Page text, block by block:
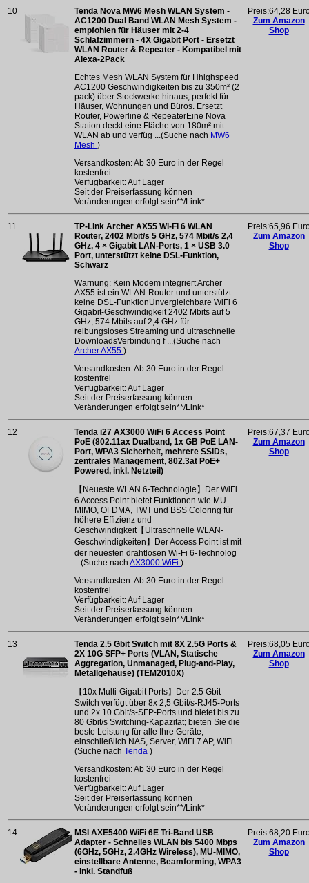
10
Tenda Nova MW6 Mesh WLAN System -
AC1200 Dual Band WLAN Mesh System -
empfohlen für Häuser mit 2-4
Schlafzimmern - 4X Gigabit Port - Ersetzt
WLAN Router & Repeater - Kompatibel mit
Alexa-2Pack
Echtes Mesh WLAN System für Hhighspeed
AC1200 Geschwindigkeiten bis zu 350m² (2
pack) über Stockwerke hinaus, perfekt für
Häuser, Wohnungen und Büros. Ersetzt
Router, Powerline & RepeaterEine Nova
Station deckt eine Fläche von 180m² mit
WLAN ab und verfüg ...(Suche nach MW6
Mesh )
Versandkosten: Ab 30 Euro in der Regel
kostenfrei
Verfügbarkeit: Auf Lager
Seit der Preiserfassung können
Veränderungen erfolgt sein**/Link*
Preis:64,28
Zum Amazon
Shop
11
TP-Link Archer AX55 Wi-Fi 6 WLAN
Router, 2402 Mbit/s 5 GHz, 574 Mbit/s 2,4
GHz, 4 × Gigabit LAN-Ports, 1 × USB 3.0
Port, unterstützt keine DSL-Funktion,
Schwarz
Warnung: Kein Modem integriert Archer
AX55 ist ein WLAN-Router und unterstützt
keine DSL-FunktionUnvergleichbare WiFi 6
Gigabit-Geschwindigkeit 2402 Mbits auf 5
GHz, 574 Mbits auf 2,4 GHz für
reibungsloses Streaming und ultraschnelle
DownloadsVerbindung f ...(Suche nach
Archer AX55 )
Versandkosten: Ab 30 Euro in der Regel
kostenfrei
Verfügbarkeit: Auf Lager
Seit der Preiserfassung können
Veränderungen erfolgt sein**/Link*
Preis:65,96
Zum Amazon
Shop
12
Tenda i27 AX3000 WiFi 6 Access Point
PoE (802.11ax Dualband, 1x GB PoE LAN-
Port, WPA3 Sicherheit, mehrere SSIDs,
zentrales Management, 802.3at PoE+
Powered, inkl. Netzteil)
【Neueste WLAN 6-Technologie】Der WiFi
6 Access Point bietet Funktionen wie MU-
MIMO, OFDMA, TWT und BSS Coloring für
höhere Effizienz und
Geschwindigkeit【Ultraschnelle WLAN-
Geschwindigkeiten】Der Access Point ist mit
der neuesten drahtlosen Wi-Fi 6-Technolog
...(Suche nach AX3000 WiFi )
Versandkosten: Ab 30 Euro in der Regel
kostenfrei
Verfügbarkeit: Auf Lager
Seit der Preiserfassung können
Veränderungen erfolgt sein**/Link*
Preis:67,37
Zum Amazon
Shop
13
Tenda 2.5 Gbit Switch mit 8X 2.5G Ports &
2X 10G SFP+ Ports (VLAN, Statische
Aggregation, Unmanaged, Plug-and-Play,
Metallgehäuse) (TEM2010X)
【10x Multi-Gigabit Ports】Der 2.5 Gbit
Switch verfügt über 8x 2,5 Gbit/s-RJ45-Ports
und 2x 10 Gbit/s-SFP-Ports und bietet bis zu
80 Gbit/s Switching-Kapazität; bieten Sie die
beste Leistung für alle Ihre Geräte,
einschließlich NAS, Server, WiFi 7 AP, WiFi ...
(Suche nach Tenda )
Versandkosten: Ab 30 Euro in der Regel
kostenfrei
Verfügbarkeit: Auf Lager
Seit der Preiserfassung können
Veränderungen erfolgt sein**/Link*
Preis:68,05
Zum Amazon
Shop
14
MSI AXE5400 WiFi 6E Tri-Band USB
Adapter - Schnelles WLAN bis 5400 Mbps
(6GHz, 5GHz, 2.4GHz Wireless), MU-MIMO,
einstellbare Antenne, Beamforming, WPA3
- inkl. Standfuß
Preis:68,20
Zum Amazon
Shop